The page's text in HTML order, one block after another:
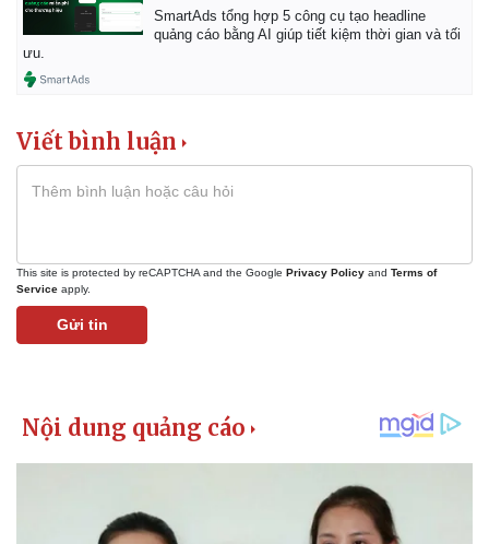
Chứng khoán
Giá cà phê
SmartAds tổng hợp 5 công cụ tạo headline
quảng cáo bằng AI giúp tiết kiệm thời gian và tối
ưu.
Viết bình luận
This site is protected by reCAPTCHA and the Google Privacy Policy and Terms of
Service apply.
Gửi tin